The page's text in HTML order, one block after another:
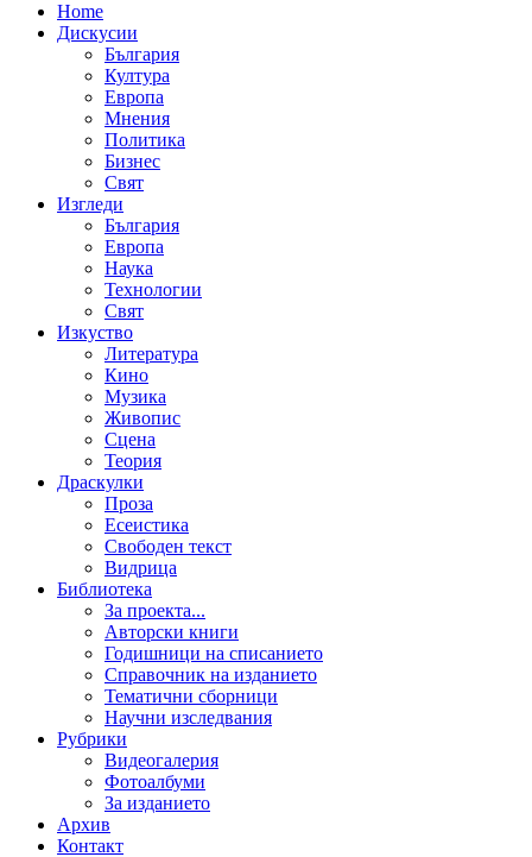
Home
Дискусии
България
Култура
Европа
Мнения
Политика
Бизнес
Свят
Изгледи
България
Европа
Наука
Технологии
Свят
Изкуство
Литература
Кино
Музика
Живопис
Сцена
Теория
Драскулки
Проза
Есеистика
Свободен текст
Видрица
Библиотека
За проекта...
Авторски книги
Годишници на списанието
Справочник на изданието
Тематични сборници
Научни изследвания
Рубрики
Видеогалерия
Фотоалбуми
За изданието
Архив
Контакт